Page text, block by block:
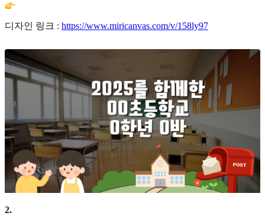
디자인 링크 : https://www.miricanvas.com/v/158ly97
2.